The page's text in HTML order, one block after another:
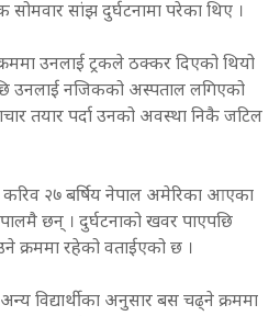
सोमवार सांझ दुर्घटनामा परेका थिए ।
उनलाई ट्रकले ठक्कर दिएको थियो
उनलाई नजिकको अस्पताल लगिएको
तयार पर्दा उनको अवस्था निकै जटिल
२७ बर्षिय नेपाल अमेरिका आएका
छन् । दुर्घटनाको खवर पाएपछि
क्रममा रहेको वताईएको छ ।
विद्यार्थीका अनुसार बस चढ्ने क्रममा